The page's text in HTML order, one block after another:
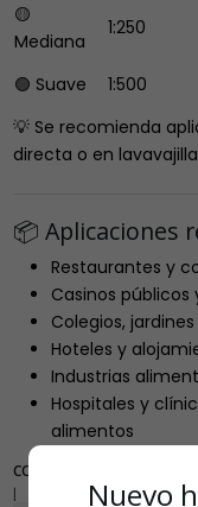
🟡
Mediana
1:250
🟢 Suave
1:500
💡 Se recomienda
directa o en
📦 Aplicaciones
Restaurantes y
Casinos
Colegios,
Hoteles y
Industrias
Hospitales y
alimentos
COMPARTIR
Nuevo